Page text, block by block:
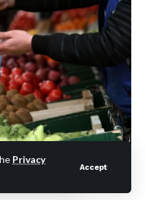
Privacy
Accept
διαθέσιμες θέσεις
λαϊκές αγορές-Οι